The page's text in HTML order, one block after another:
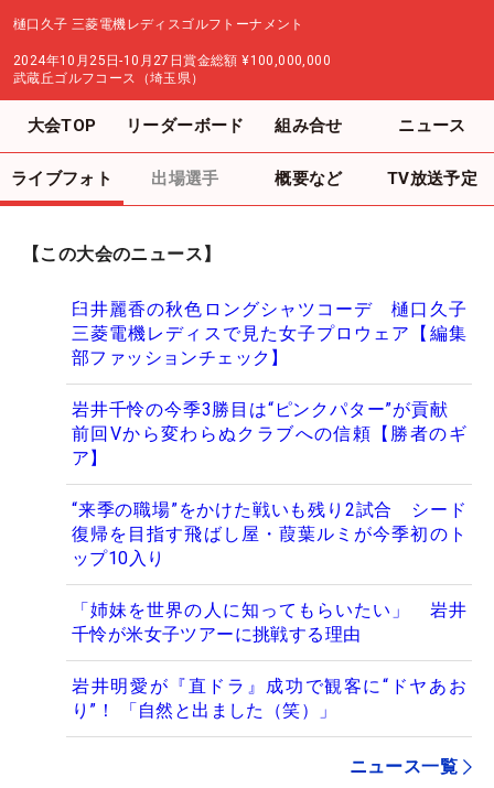
樋口久子 三菱電機レディスゴルフトーナメント
2024年10月25日-10月27日賞金総額 ¥100,000,000
武蔵丘ゴルフコース（埼玉県）
大会TOP リーダーボード 組み合せ ニュース
ライブフォト 出場選手 概要など TV放送予定
【この大会のニュース】
臼井麗香の秋色ロングシャツコーデ 樋口久子
三菱電機レディスで見た女子プロウェア【編集
部ファッションチェック】
岩井千怜の今季3勝目は“ピンクパター”が貢献
前回Vから変わらぬクラブへの信頼【勝者のギ
ア】
“来季の職場”をかけた戦いも残り2試合 シード
復帰を目指す飛ばし屋・葭葉ルミが今季初のト
ップ10入り
「姉妹を世界の人に知ってもらいたい」 岩井
千怜が米女子ツアーに挑戦する理由
岩井明愛が『直ドラ』成功で観客に“ドヤあお
り”！ 「自然と出ました（笑）」
ニュース一覧